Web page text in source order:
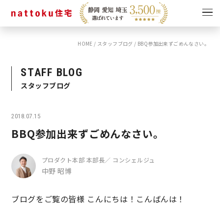
キャンペーン
ショールーム
スタッフブログ
HOME / スタッフブログ / BBQ参加出来ずごめんなさい。
STAFF BLOG
スタッフブログ
2018.07.15
BBQ参加出来ずごめんなさい。
プロダクト本部 本部長／ コンシェルジュ
中野 昭博
ブログをご覧の皆様 こんにちは！こんばんは！